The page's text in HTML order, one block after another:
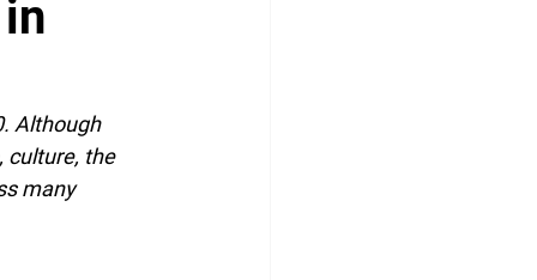
Although
culture, the
many